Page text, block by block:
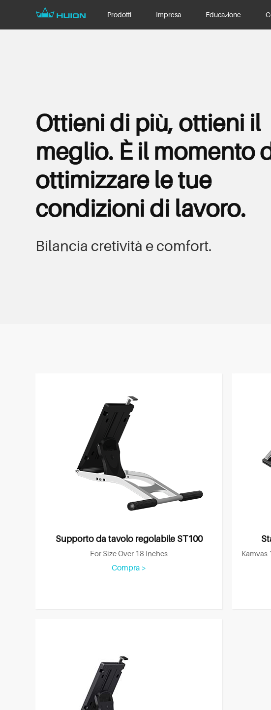
Prodotti Impresa Educazione
Ottieni di più, ottieni il
meglio. È il momento
ottimizzare le tue
condizioni di lavoro.
Bilancia cretività e comfort.
Supporto da tavolo regolabile ST100
For Size Over 18 Inches
Compra >
Kamvas